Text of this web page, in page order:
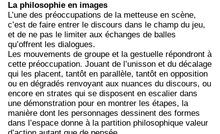
La philosophie en images
L’une des préoccupations de la metteuse en scène,
c’est de faire entrer le discours dans le champ du jeu,
et de ne pas le limiter aux échanges de balles
qu’offrent les dialogues.
Les mouvements de groupe et la gestuelle répondront à
cette préoccupation. Jouant de l’unisson et du décalage
qui les placent, tantôt en parallèle, tantôt en opposition
ou en dégradés renvoyant aux nuances du discours, ou
encore en strates qui se disposent en escalier dans
une démonstration pour en montrer les étapes, la
manière dont les personnages dessinent des formes
dans l’espace donne à la partition philosophique valeur